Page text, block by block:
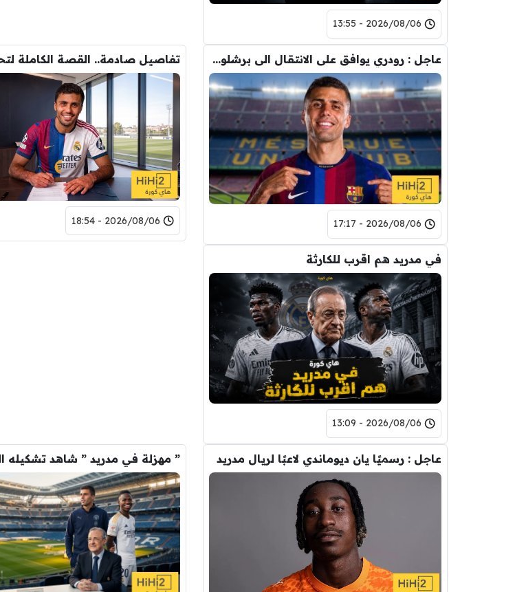
2026/08/06 - 13:55
عاجل : رودري يوافق على الانتقال الى برشلونة.. 3 أسباب وراء قراره
2026/08/06 - 17:17
2026/08/06 - 18:54
في مدريد هم اقرب للكارثة
2026/08/06 - 13:09
عاجل : رسميًا يان ديوماندي لاعبًا لريال مدريد